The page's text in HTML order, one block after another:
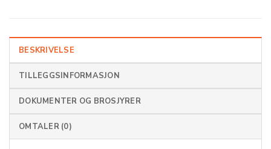
BESKRIVELSE
TILLEGGSINFORMASJON
DOKUMENTER OG BROSJYRER
OMTALER (0)